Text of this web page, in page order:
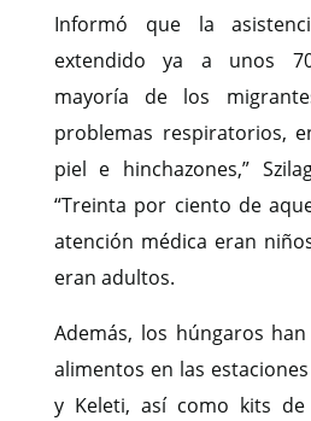
Informó que la
extendido ya a unos
mayoría de los
problemas respiratorios,
piel e hinchazones,”
“Treinta por ciento de
atención médica eran
eran adultos.
Además, los húngaros
alimentos en las
y Keleti, así como kits de